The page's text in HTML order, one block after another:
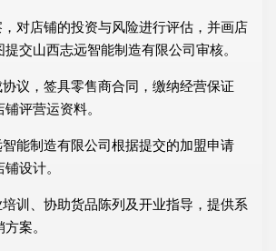
对店铺的投资与风险进行评估，并画店
交山西志远智能制造有限公司审核。
议，签具零售商合同，缴纳经营保证
评营运资料。
能制造有限公司根据提交的加盟申请
设计。
训、协助货品陈列及开业指导，提供系
案。